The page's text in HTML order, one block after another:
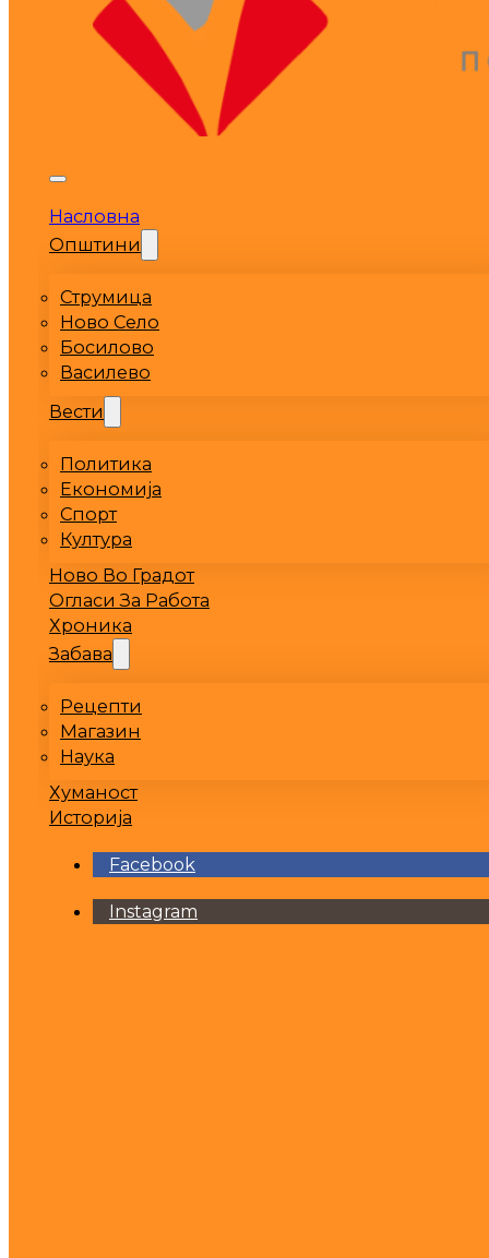
Насловна
Општини
Струмица
Ново Село
Босилово
Василево
Вести
Политика
Економија
Спорт
Култура
Ново Во Градот
Огласи За Работа
Хроника
Забава
Рецепти
Магазин
Наука
Хуманост
Историја
Facebook
Instagram